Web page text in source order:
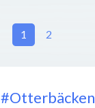
#Otterbäcken
1 2